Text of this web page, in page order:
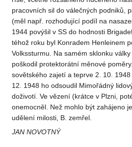
pracovních sil do válečných podniků,
(měl např. rozhodující podíl na
1944 povýšil v SS do hodnosti
téhož roku byl Konradem Henleinem
Volkssturmu. Na samém sklonku
poškodil protektorátní měnové
sovětského zajetí a teprve 2. 10. 1948
12. 1948 ho odsoudil Mimořádný
doživotí. Ve vězení (krátce v Plzni,
onemocněl. Než mohlo být zahájeno
udělení milosti, B. zemřel.
JAN NOVOTNÝ